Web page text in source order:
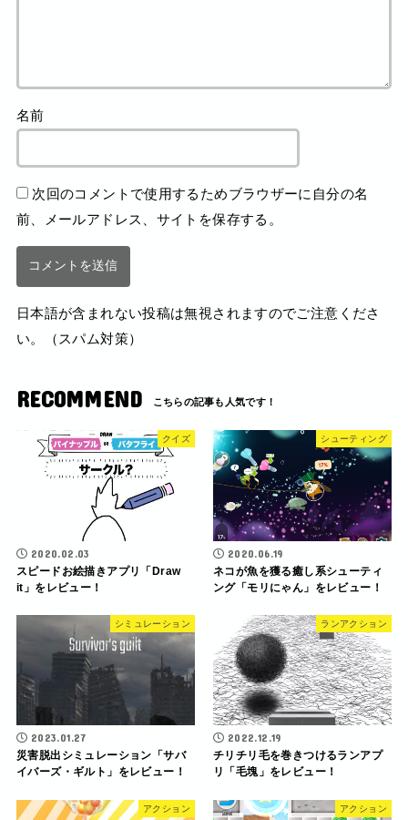
名前
次回のコメントで使用するためブラウザーに自分の名
前、メールアドレス、サイトを保存する。
日本語が含まれない投稿は無視されますのでご注意くださ
い。（スパム対策）
RECOMMEND
クイズ
2020.02.03
スピードお絵描きアプリ「Draw
it」をレビュー！
シューティング
2020.06.19
ネコが魚を獲る癒し系シューティ
ング「モリにゃん」をレビュー！
シミュレーション
2023.01.27
災害脱出シミュレーション「サバ
イバーズ・ギルト」をレビュー！
ランアクション
2022.12.19
チリチリ毛を巻きつけるランアプ
リ「毛塊」をレビュー！
アクション アクション